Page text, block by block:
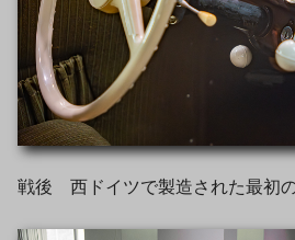
戦後 西ドイツで製造された最初